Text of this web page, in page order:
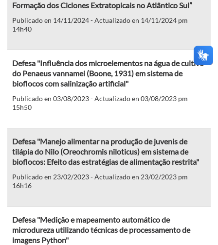
Formação dos Ciclones Extratopicais no Atlântico Sul”
Publicado en 14/11/2024 - Actualizado en 14/11/2024 pm
14h40
Defesa "Influência dos microelementos na água de cultivo
do Penaeus vannamei (Boone, 1931) em sistema de
bioflocos com salinização artificial"
Publicado en 03/08/2023 - Actualizado en 03/08/2023 pm
15h50
Defesa "Manejo alimentar na produção de juvenis de
tilápia do Nilo (Oreochromis niloticus) em sistema de
bioflocos: Efeito das estratégias de alimentação restrita"
Publicado en 23/02/2023 - Actualizado en 23/02/2023 pm
16h16
Defesa "Medição e mapeamento automático de
microdureza utilizando técnicas de processamento de
imagens Python"